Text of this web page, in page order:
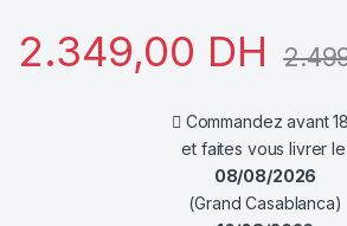
2.349,00 DH
Commandez avant
et faites vous livrer le:
08/08/2026
(Grand Casablanca)